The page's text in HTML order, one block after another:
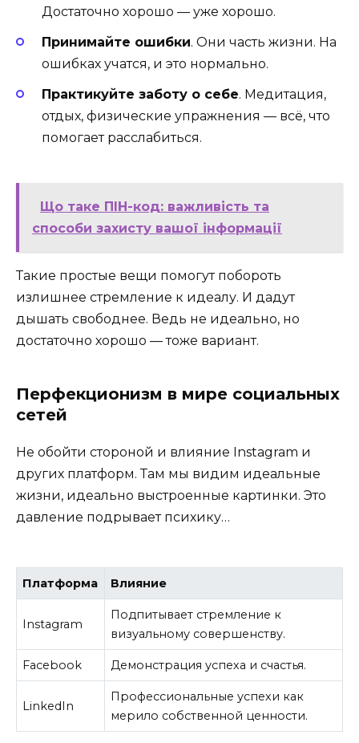
Достаточно хорошо — уже хорошо.
Принимайте ошибки. Они часть жизни. На
ошибках учатся, и это нормально.
Практикуйте заботу о себе. Медитация,
отдых, физические упражнения — всё, что
помогает расслабиться.
Що таке ПІН-код: важливість та
способи захисту вашої інформації
Такие простые вещи помогут побороть
излишнее стремление к идеалу. И дадут
дышать свободнее. Ведь не идеально, но
достаточно хорошо — тоже вариант.
Перфекционизм в мире социальных
сетей
Не обойти стороной и влияние Instagram и
других платформ. Там мы видим идеальные
жизни, идеально выстроенные картинки. Это
давление подрывает психику…
Платформа Влияние
Instagram
Подпитывает стремление к
визуальному совершенству.
Facebook Демонстрация успеха и счастья.
LinkedIn
Профессиональные успехи как
мерило собственной ценности.